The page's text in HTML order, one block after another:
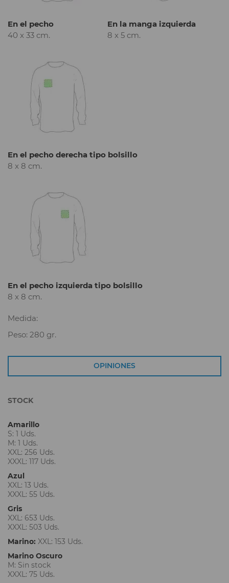
En el pecho
40 x 33 cm.
En la manga izquierda
8 x 5 cm.
En el pecho derecha tipo bolsillo
8 x 8 cm.
En el pecho izquierda tipo bolsillo
8 x 8 cm.
Medida:
Peso: 280 gr.
OPINIONES
STOCK
Amarillo
S: 1 Uds.
M: 1 Uds.
XXL: 256 Uds.
XXXL: 117 Uds.
Azul
XXL: 13 Uds.
XXXL: 55 Uds.
Gris
XXL: 653 Uds.
XXXL: 503 Uds.
Marino: XXL: 153 Uds.
Marino Oscuro
M: Sin stock
XXXL: 75 Uds.